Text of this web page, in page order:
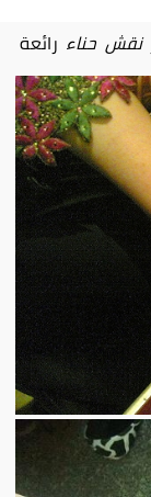
نقش حناء رائعة